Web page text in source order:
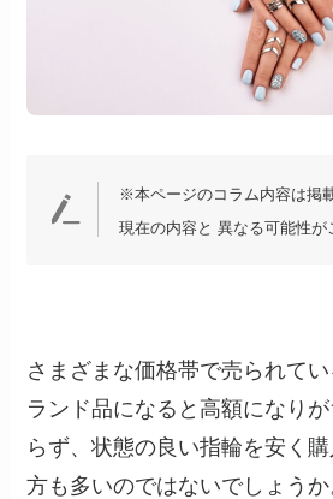
※本ページのコラム内容は掲
現在の内容と 異なる可能性が
さまざまな価格帯で売られて
ランド品になると高額になり
らず、状態の良い指輪を安く
方も多いのではないでしょうか